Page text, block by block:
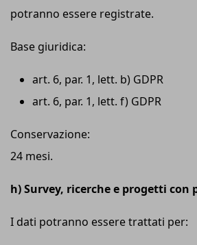
potranno essere registrate.
Base giuridica:
art. 6, par. 1, lett. b) GDPR
art. 6, par. 1, lett. f) GDPR
Conservazione:
24 mesi.
h) Survey, ricerche e progetti con
I dati potranno essere trattati per: